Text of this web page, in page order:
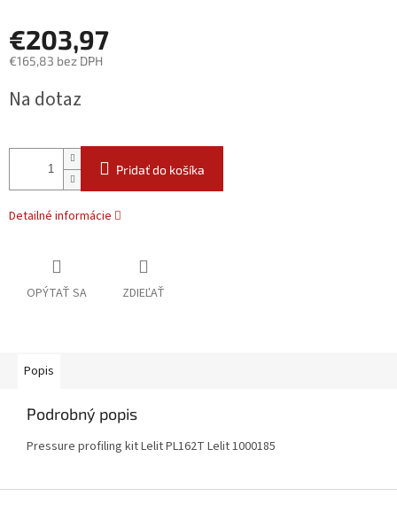
€203,97
€165,83 bez DPH
cena:
Na dotaz
Pridať do košíka
Detailné informácie
OPÝTAŤ SA ZDIEĽAŤ
Popis
Podrobný popis
Pressure profiling kit Lelit PL162T Lelit 1000185